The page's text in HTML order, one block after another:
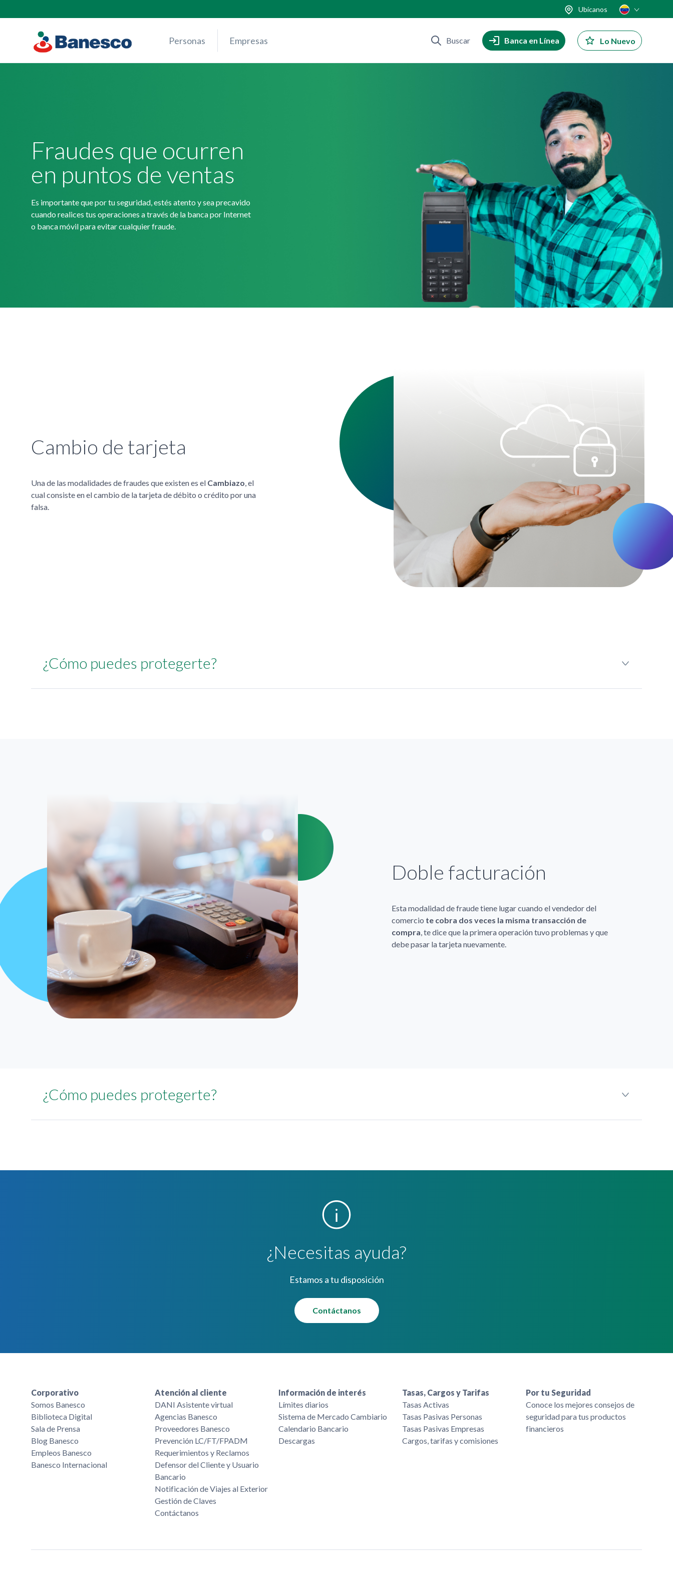
content
Ubícanos
Personas Empresas Buscar Banca en Línea Lo Nuevo
Fraudes que ocurren
en puntos de ventas
Es importante que por tu seguridad, estés atento y sea precavido
cuando realices tus operaciones a través de la banca por Internet
o banca móvil para evitar cualquier fraude.
Cambio de tarjeta
Una de las modalidades de fraudes que existen es el Cambiazo, el
cual consiste en el cambio de la tarjeta de débito o crédito por una
falsa.
¿Cómo puedes protegerte?
Doble facturación
Esta modalidad de fraude tiene lugar cuando el vendedor del
comercio te cobra dos veces la misma transacción de
compra, te dice que la primera operación tuvo problemas y que
debe pasar la tarjeta nuevamente.
¿Cómo puedes protegerte?
¿Necesitas ayuda?
Estamos a tu disposición
Contáctanos
Corporativo
Somos Banesco
Biblioteca Digital
Sala de Prensa
Blog Banesco
Empleos Banesco
Banesco Internacional
Atención al cliente
DANI Asistente virtual
Agencias Banesco
Proveedores Banesco
Prevención LC/FT/FPADM
Requerimientos y Reclamos
Defensor del Cliente y Usuario
Bancario
Notificación de Viajes al Exterior
Gestión de Claves
Contáctanos
Información de interés
Límites diarios
Sistema de Mercado Cambiario
Calendario Bancario
Descargas
Tasas, Cargos y Tarifas
Tasas Activas
Tasas Pasivas Personas
Tasas Pasivas Empresas
Cargos, tarifas y comisiones
Por tu Seguridad
Conoce los mejores consejos de
seguridad para tus productos
financieros